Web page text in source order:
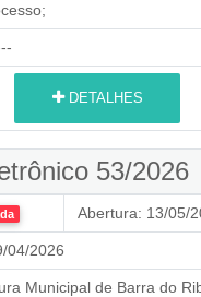
DETALHES
53/2026
Abertura: 13/05/
04/2026
Municipal de Barra do